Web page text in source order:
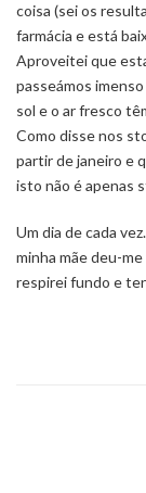
coisa (sei os
farmácia e está
Aproveitei que
passeámos
sol e o ar fresco
Como disse nos
partir de janeiro e
isto não é apenas
Um dia de cada
minha mãe deu-
respirei fundo e